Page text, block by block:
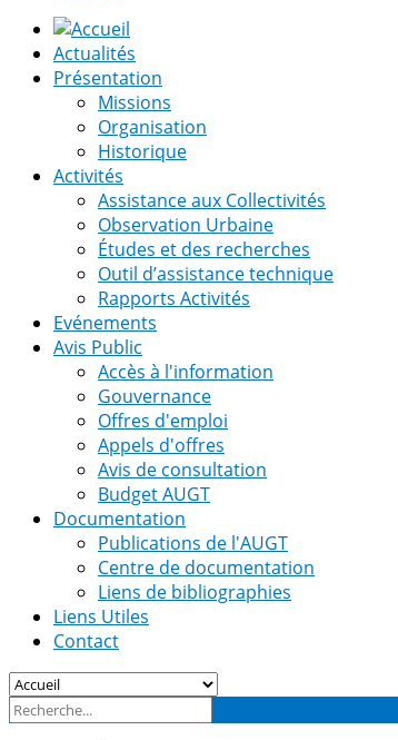
Actualités
Présentation
Missions
Organisation
Historique
Activités
Assistance aux Collectivités
Observation Urbaine
Études et des recherches
Outil d’assistance technique
Rapports Activités
Evénements
Avis Public
Accès à l'information
Gouvernance
Offres d'emploi
Appels d'offres
Avis de consultation
Budget AUGT
Documentation
Publications de l'AUGT
Centre de documentation
Liens de bibliographies
Liens Utiles
Contact